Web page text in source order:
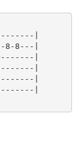
|
8---|
|
|
|
|